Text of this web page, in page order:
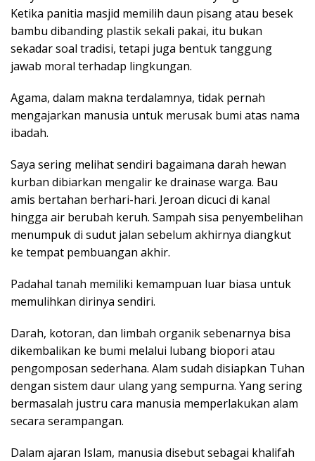
Ketika panitia masjid memilih daun pisang atau besek
bambu dibanding plastik sekali pakai, itu bukan
sekadar soal tradisi, tetapi juga bentuk tanggung
jawab moral terhadap lingkungan.
Agama, dalam makna terdalamnya, tidak pernah
mengajarkan manusia untuk merusak bumi atas nama
ibadah.
Saya sering melihat sendiri bagaimana darah hewan
kurban dibiarkan mengalir ke drainase warga. Bau
amis bertahan berhari-hari. Jeroan dicuci di kanal
hingga air berubah keruh. Sampah sisa penyembelihan
menumpuk di sudut jalan sebelum akhirnya diangkut
ke tempat pembuangan akhir.
Padahal tanah memiliki kemampuan luar biasa untuk
memulihkan dirinya sendiri.
Darah, kotoran, dan limbah organik sebenarnya bisa
dikembalikan ke bumi melalui lubang biopori atau
pengomposan sederhana. Alam sudah disiapkan Tuhan
dengan sistem daur ulang yang sempurna. Yang sering
bermasalah justru cara manusia memperlakukan alam
secara serampangan.
Dalam ajaran Islam, manusia disebut sebagai khalifah